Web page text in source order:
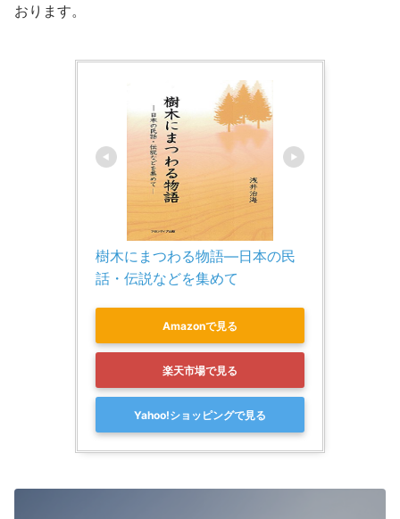
おります。
樹木にまつわる物語―日本の民
話・伝説などを集めて
Amazonで見る
楽天市場で見る
Yahoo!ショッピングで見る